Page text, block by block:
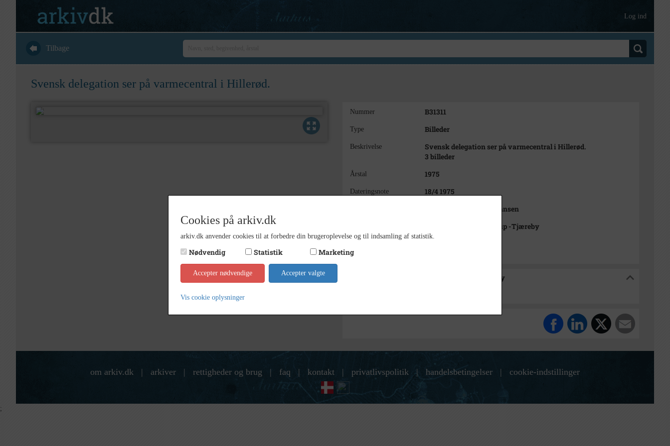
Log ind
Tilbage
Svensk delegation ser på varmecentral i Hillerød.
Nummer B31311
Type Billeder
Beskrivelse
Svensk delegation ser på varmecentral i Hillerød.
3 billeder
Årstal 1975
Dateringsnote 18/4 1975
Anne Sophie Rubæk Hansen
Lokalarkivet Alsønderup -Tjæreby
Søg videre i Lokalarkivet Alsønderup -Tjæreby
om arkiv.dk | arkiver | rettigheder og brug | faq | kontakt | privatlivspolitik | handelsbetingelser | cookie-indstillinger
Cookies på arkiv.dk
arkiv.dk anvender cookies til at forbedre din brugeroplevelse og til indsamling af statistik.
Nødvendig Statistik Marketing
Accepter nødvendige Accepter valgte
Vis cookie oplysninger
;